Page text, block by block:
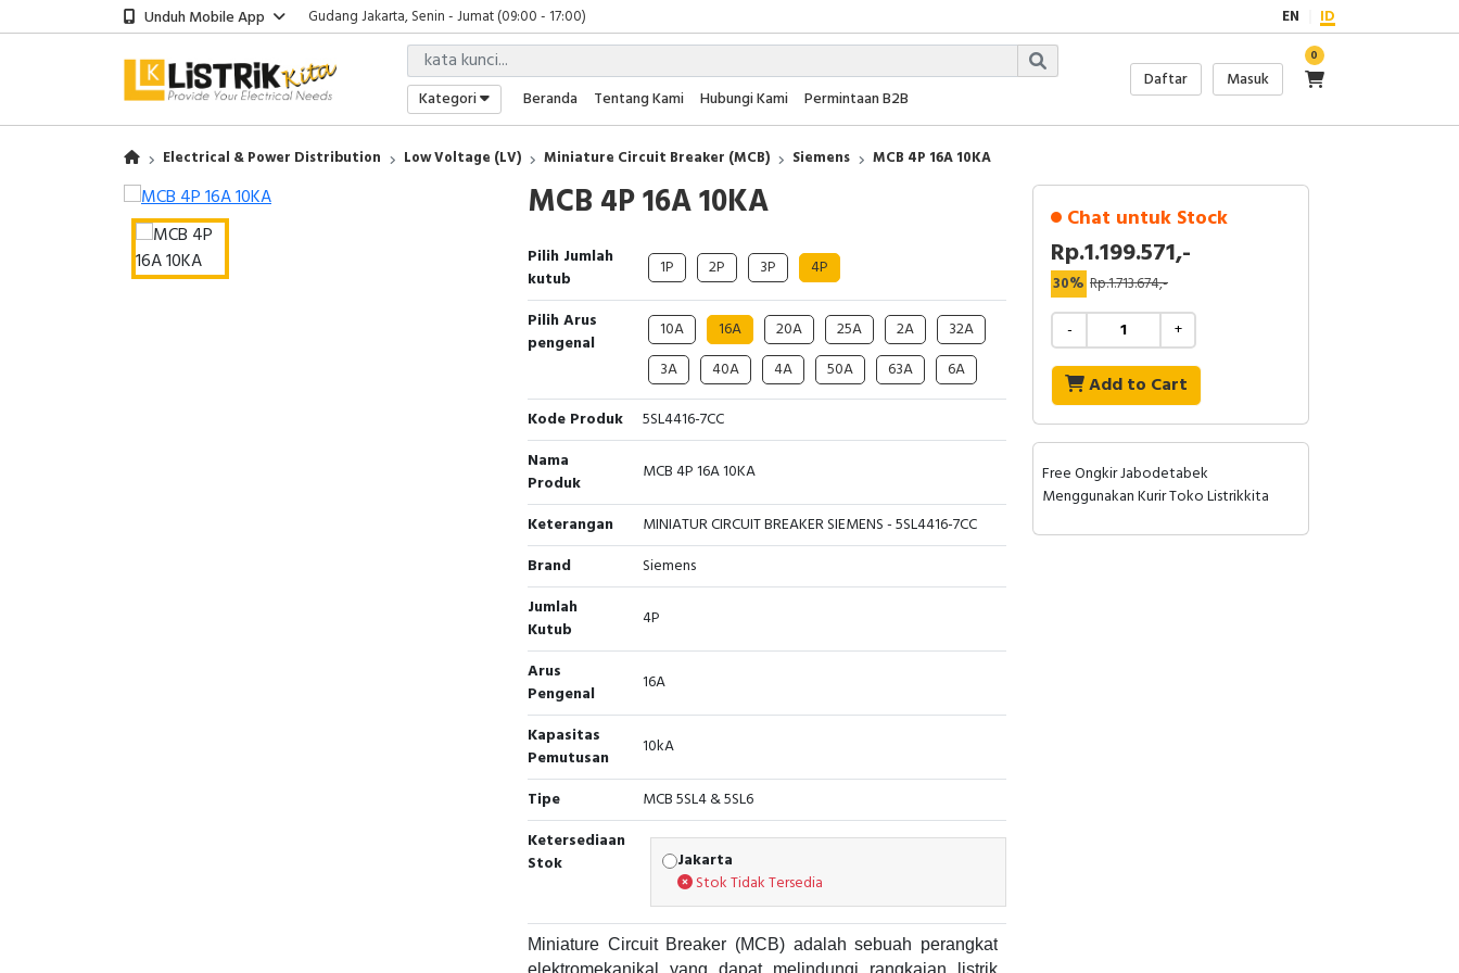
Unduh Mobile App
Gudang Jakarta, Senin - Jumat (09:00 - 17:00)
Showroom Bali, Senin - Jumat (09:00 - 17:00)
Kantor Jakarta, Senin - Jumat (08:00 - 17:00)
Gudang Jakarta, Senin - Jumat (09:00 - 17:00)
Showroom Bali, Senin - Jumat (09:00 - 17:00)
EN ID
Kategori Beranda Tentang Kami Hubungi Kami Permintaan B2B
Daftar Masuk
0
Electrical & Power Distribution Low Voltage (LV) Miniature Circuit Breaker (MCB) Siemens MCB 4P 16A 10KA
MCB 4P 16A 10KA
Pilih Jumlah
kutub
1P 2P 3P 4P
Pilih Arus
pengenal
10A 16A 20A 25A 2A
32A
3A
40A 4A 50A 63A
6A
Kode Produk
5SL4416-7CC
Nama
Produk
MCB 4P 16A 10KA
Keterangan
MINIATUR CIRCUIT BREAKER SIEMENS - 5SL4416-7CC
Brand
Siemens
Jumlah
Kutub
4P
Arus
Pengenal
16A
Kapasitas
Pemutusan
10kA
Tipe
MCB 5SL4 & 5SL6
Ketersediaan
Stok
Jakarta
Stok Tidak Tersedia
Miniature Circuit Breaker (MCB) adalah sebuah perangkat
elektromekanikal yang dapat melindungi rangkaian listrik
Chat untuk Stock
Rp.1.199.571,-
30% Rp.1.713.674,-
- +
Add to Cart
Free Ongkir Jabodetabek
Menggunakan Kurir Toko Listrikkita